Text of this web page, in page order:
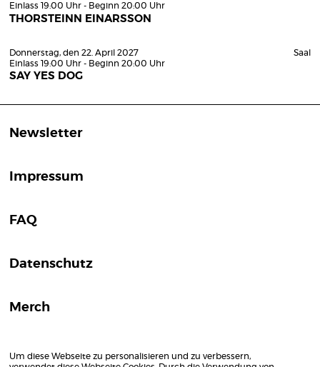
Einlass 19:00 Uhr - Beginn 20:00 Uhr
THORSTEINN EINARSSON
Donnerstag, den 22. April 2027
Einlass 19:00 Uhr - Beginn 20:00 Uhr
SAY YES DOG
Saal
Newsletter
Impressum
FAQ
Datenschutz
Merch
Um diese Webseite zu personalisieren und zu verbessern,